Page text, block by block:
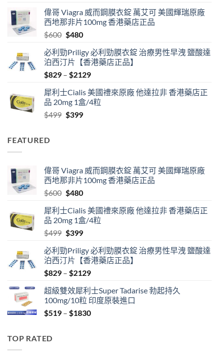
$519
through
偉哥 Viagra 威而鋼膜衣錠 萬艾可 美國輝瑞原廠
西地那非片100mg 香港藥店正品
$600 Original
was:
$600.
$480Current
is:
$480.
必利勁Priligy 必利勁膜衣錠 治療男性早洩 鹽酸達
泊西汀片【香港藥店正品】
$829 – $2129Price
$829
through
犀利士Cialis 美國禮來原廠 他達拉非 香港藥店正
品 20mg 1盒/4粒
$499 Original
$399Current
FEATURED
偉哥 Viagra 威而鋼膜衣錠 萬艾可 美國輝瑞原廠
西地那非片100mg 香港藥店正品
$600 Original
was:
$600.
$480Current
is:
$480.
犀利士Cialis 美國禮來原廠 他達拉非 香港藥店正
品 20mg 1盒/4粒
$499 Original
was:
$499.
$399Current
is:
$399.
必利勁Priligy 必利勁膜衣錠 治療男性早洩 鹽酸達
泊西汀片【香港藥店正品】
$829 – $2129Price
$829
through
$2129
超級雙效犀利士Super Tadarise 勃起持久
100mg/10粒 印度原裝進口
$519 – $1830Price
TOP RATED